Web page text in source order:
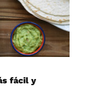
fácil y